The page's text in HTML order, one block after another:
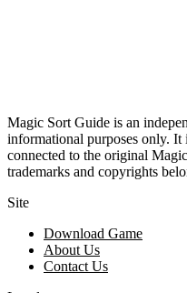
Magic Sort Guide is an
informational purposes only.
connected to the original
trademarks and copyrights
Site
Download Game
About Us
Contact Us